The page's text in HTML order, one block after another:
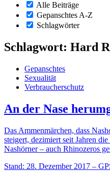
Alle Beiträge
Gepanschtes A-Z
Schlagwörter
Schlagwort: Hard
Gepanschtes
Sexualität
Verbraucherschutz
An der Nase
Das Ammenmärchen, dass
steigert, dezimiert seit Jahren
Nashörner – auch Rhinozeros
Stand: 28. Dezember 2017 –